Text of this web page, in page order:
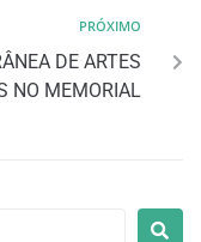
PRÓXIMO
DE ARTES
NO MEMORIAL